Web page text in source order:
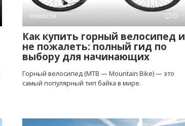
Новости 0
Как купить горный велосипед и
не пожалеть: полный гид по
выбору для начинающих
Горный велосипед (MTB — Mountain Bike) — это
самый популярный тип байка в мире.